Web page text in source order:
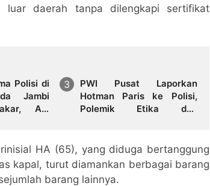
luar daerah tanpa dilengkapi sertifikat
Polisi di
Jambi
Api
PWI Pusat Laporkan
Hotman Paris ke Polisi,
Polemik Etika dan
HA (65), yang diduga bertanggung
kapal, turut diamankan berbagai barang
barang lainnya.